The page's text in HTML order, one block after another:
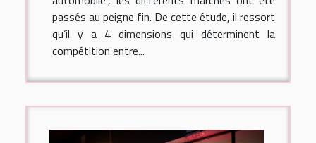
passés au peigne fin. De cette étude, il ressort
qu’il y a 4 dimensions qui déterminent la
compétition entre...